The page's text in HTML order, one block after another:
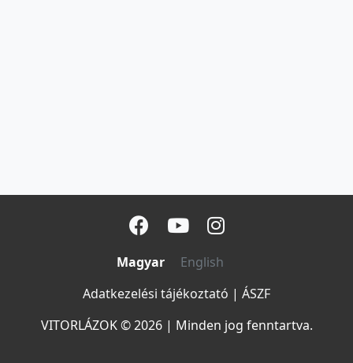
Magyar
English
Adatkezelési tájékoztató | ÁSZF
VITORLÁZOK © 2026| Minden jog fenntartva.